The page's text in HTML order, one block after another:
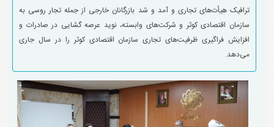
ترافیک هیأت‌های تجاری و آمد و شد بازرگانان خارجی از جمله تجار روسی به
سازمان اقتصادی کوثر و شرکت‌های وابسته، نوید عرصه گشایی در صادرات و
افزایش فراگیری ظرفیت‌های تجاری سازمان اقتصادی کوثر را در سال جاری
می‌دهد.